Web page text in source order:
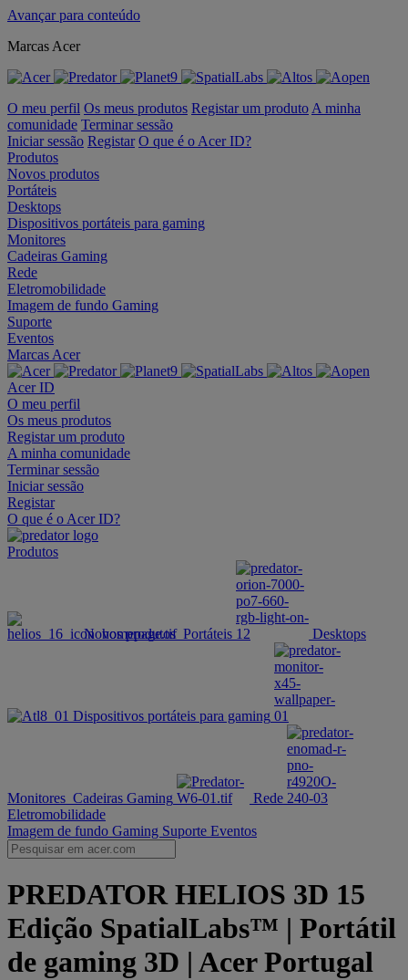
Avançar para conteúdo
Marcas Acer
O meu perfil Os meus produtos Registar um produto A minha
comunidade Terminar sessão
Iniciar sessão Registar O que é o Acer ID?
Produtos
Novos produtos
Portáteis
Desktops
Dispositivos portáteis para gaming
Monitores
Cadeiras Gaming
Rede
Eletromobilidade
Imagem de fundo Gaming
Suporte
Eventos
Marcas Acer
Acer ID
O meu perfil
Os meus produtos
Registar um produto
A minha comunidade
Terminar sessão
Iniciar sessão
Registar
O que é o Acer ID?
Produtos
Novos produtos Portáteis Desktops
Dispositivos portáteis para gaming
Monitores Cadeiras Gaming
Rede
Eletromobilidade
Imagem de fundo Gaming Suporte Eventos
PREDATOR HELIOS 3D 15
Edição SpatialLabs™ | Portátil
de gaming 3D | Acer Portugal